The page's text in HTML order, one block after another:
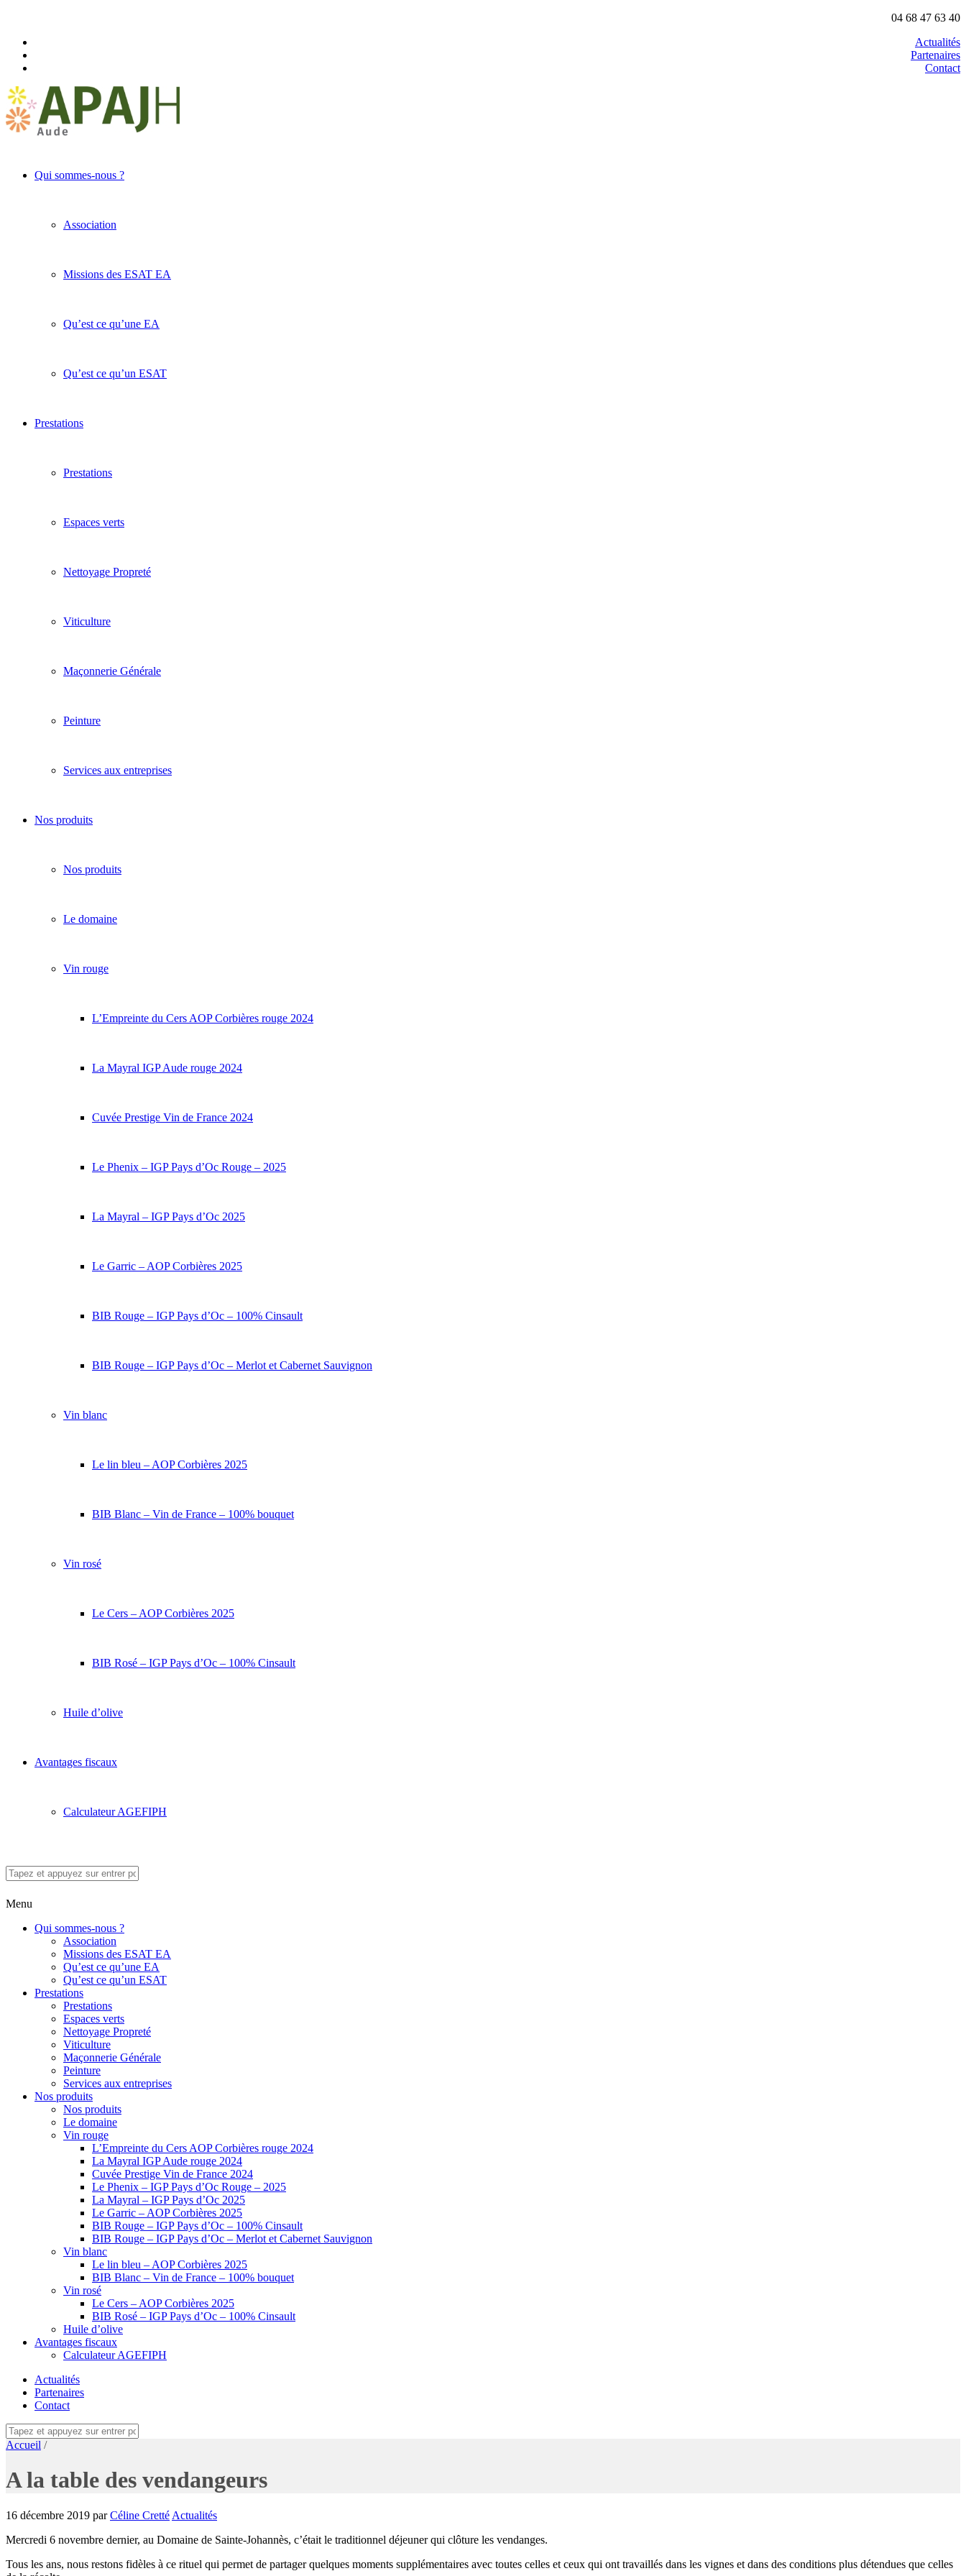
04 68 47 63 40
Actualités
Partenaires
Contact
Qui sommes-nous ?
Association
Missions des ESAT EA
Qu’est ce qu’une EA
Qu’est ce qu’un ESAT
Prestations
Prestations
Espaces verts
Nettoyage Propreté
Viticulture
Maçonnerie Générale
Peinture
Services aux entreprises
Nos produits
Nos produits
Le domaine
Vin rouge
L’Empreinte du Cers AOP Corbières rouge 2024
La Mayral IGP Aude rouge 2024
Cuvée Prestige Vin de France 2024
Le Phenix – IGP Pays d’Oc Rouge – 2025
La Mayral – IGP Pays d’Oc 2025
Le Garric – AOP Corbières 2025
BIB Rouge – IGP Pays d’Oc – 100% Cinsault
BIB Rouge – IGP Pays d’Oc – Merlot et Cabernet Sauvignon
Vin blanc
Le lin bleu – AOP Corbières 2025
BIB Blanc – Vin de France – 100% bouquet
Vin rosé
Le Cers – AOP Corbières 2025
BIB Rosé – IGP Pays d’Oc – 100% Cinsault
Huile d’olive
Avantages fiscaux
Calculateur AGEFIPH
Menu
Qui sommes-nous ?
Association
Missions des ESAT EA
Qu’est ce qu’une EA
Qu’est ce qu’un ESAT
Prestations
Prestations
Espaces verts
Nettoyage Propreté
Viticulture
Maçonnerie Générale
Peinture
Services aux entreprises
Nos produits
Nos produits
Le domaine
Vin rouge
L’Empreinte du Cers AOP Corbières rouge 2024
La Mayral IGP Aude rouge 2024
Cuvée Prestige Vin de France 2024
Le Phenix – IGP Pays d’Oc Rouge – 2025
La Mayral – IGP Pays d’Oc 2025
Le Garric – AOP Corbières 2025
BIB Rouge – IGP Pays d’Oc – 100% Cinsault
BIB Rouge – IGP Pays d’Oc – Merlot et Cabernet Sauvignon
Vin blanc
Le lin bleu – AOP Corbières 2025
BIB Blanc – Vin de France – 100% bouquet
Vin rosé
Le Cers – AOP Corbières 2025
BIB Rosé – IGP Pays d’Oc – 100% Cinsault
Huile d’olive
Avantages fiscaux
Calculateur AGEFIPH
Actualités
Partenaires
Contact
Accueil /
A la table des vendangeurs
16 décembre 2019 parCéline Cretté Actualités
Mercredi 6 novembre dernier, au Domaine de Sainte-Johannès, c’était le traditionnel déjeuner qui clôture les vendanges.
Tous les ans, nous restons fidèles à ce rituel qui permet de partager quelques moments supplémentaires avec toutes celles et ceux qui ont travaillés dans les vignes et dans des conditions plus détendues que celles